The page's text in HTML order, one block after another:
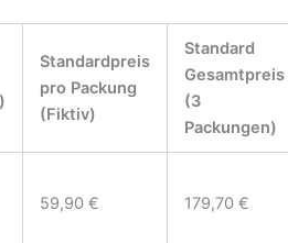
Standardpreis
pro Packung
(Fiktiv)
Standard
Gesamtpreis
(3
Packungen)
59,90 € 179,70 €